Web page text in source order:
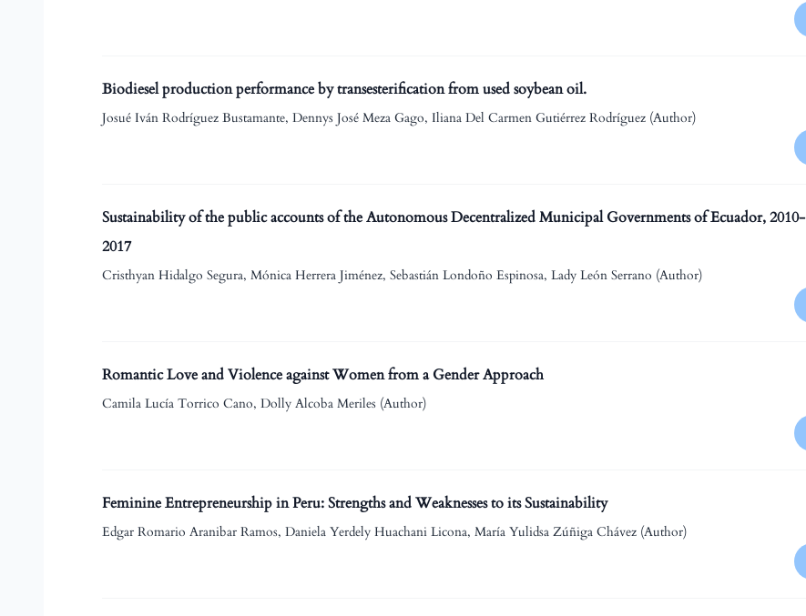
Biodiesel production performance by transesterification from used soybean oil.
Josué Iván Rodríguez Bustamante, Dennys José Meza Gago, Iliana Del Carmen Gutiérrez Rodríguez (Author)
Sustainability of the public accounts of the Autonomous Decentralized Municipal Governments of Ecuador, 2010-
2017
Cristhyan Hidalgo Segura, Mónica Herrera Jiménez, Sebastián Londoño Espinosa, Lady León Serrano (Author)
Romantic Love and Violence against Women from a Gender Approach
Camila Lucía Torrico Cano, Dolly Alcoba Meriles (Author)
Feminine Entrepreneurship in Peru: Strengths and Weaknesses to its Sustainability
Edgar Romario Aranibar Ramos, Daniela Yerdely Huachani Licona, María Yulidsa Zúñiga Chávez (Author)